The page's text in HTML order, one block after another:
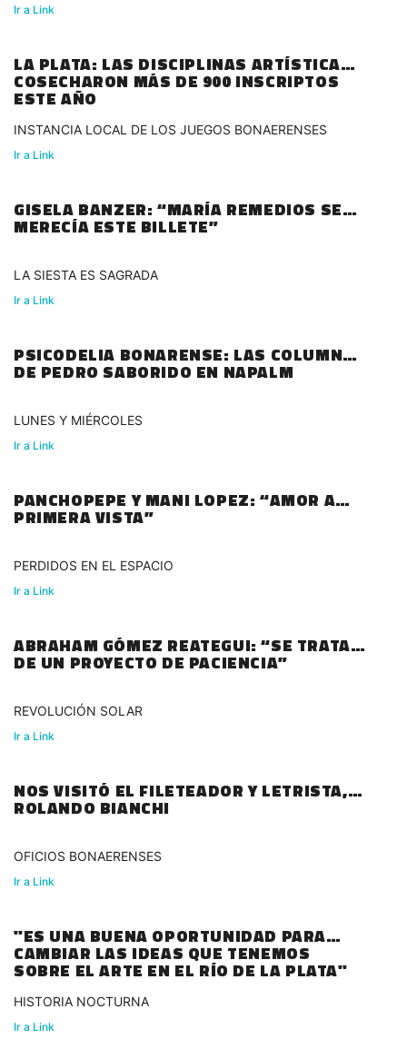
Ir a Link
LA PLATA: LAS DISCIPLINAS ARTÍSTICAS
COSECHARON MÁS DE 900 INSCRIPTOS
ESTE AÑO
INSTANCIA LOCAL DE LOS JUEGOS BONAERENSES
Ir a Link
GISELA BANZER: “MARÍA REMEDIOS SE
MERECÍA ESTE BILLETE”
LA SIESTA ES SAGRADA
Ir a Link
PSICODELIA BONARENSE: LAS COLUMNAS
DE PEDRO SABORIDO EN NAPALM
LUNES Y MIÉRCOLES
Ir a Link
PANCHOPEPE Y MANI LOPEZ: “AMOR A
PRIMERA VISTA”
PERDIDOS EN EL ESPACIO
Ir a Link
ABRAHAM GÓMEZ REATEGUI: “SE TRATA
DE UN PROYECTO DE PACIENCIA”
REVOLUCIÓN SOLAR
Ir a Link
NOS VISITÓ EL FILETEADOR Y LETRISTA,
ROLANDO BIANCHI
OFICIOS BONAERENSES
Ir a Link
"ES UNA BUENA OPORTUNIDAD PARA
CAMBIAR LAS IDEAS QUE TENEMOS
SOBRE EL ARTE EN EL RÍO DE LA PLATA"
HISTORIA NOCTURNA
Ir a Link